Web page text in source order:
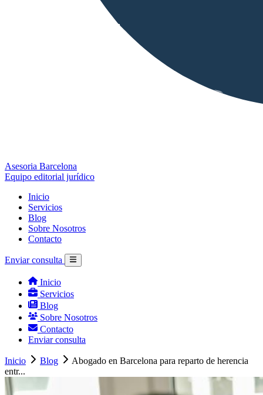
Asesoria Barcelona
Equipo editorial jurídico
Inicio
Servicios
Blog
Sobre Nosotros
Contacto
Enviar consulta
Inicio
Servicios
Blog
Sobre Nosotros
Contacto
Enviar consulta
Inicio Blog
Abogado en Barcelona para reparto de herencia
entr...